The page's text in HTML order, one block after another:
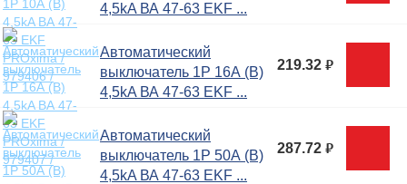
4,5kA ВА 47-63 EKF ...
Автоматический
выключатель 1P 16А (В)
4,5kA ВА 47-63 EKF ...
219.32руб.
Автоматический
выключатель 1P 50А (В)
4,5kA ВА 47-63 EKF ...
287.72руб.